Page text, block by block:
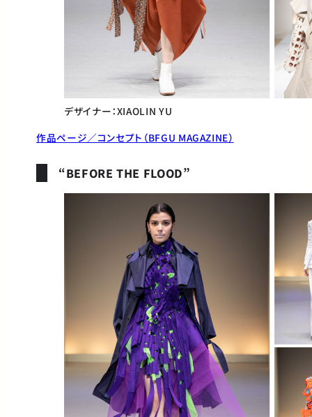
デザイナー：XIAOLIN YU
作品ページ／コンセプト（BFGU MAGAZINE）
“BEFORE THE FLOOD”